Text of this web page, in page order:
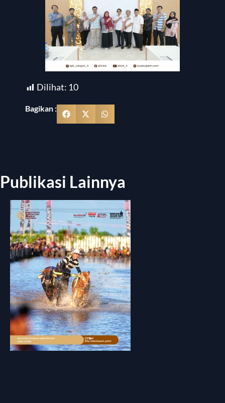
Dilihat: 10
Bagikan :
Publikasi Lainnya